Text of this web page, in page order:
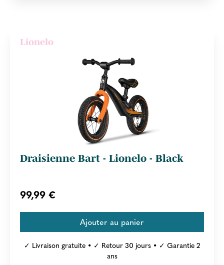
Lionelo
Draisienne Bart - Lionelo - Black
99,99 €
✓ Livraison gratuite • ✓ Retour 30 jours • ✓ Garantie 2
ans